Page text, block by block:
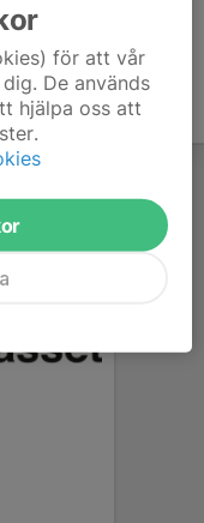
för att vår
De används
hjälpa oss att